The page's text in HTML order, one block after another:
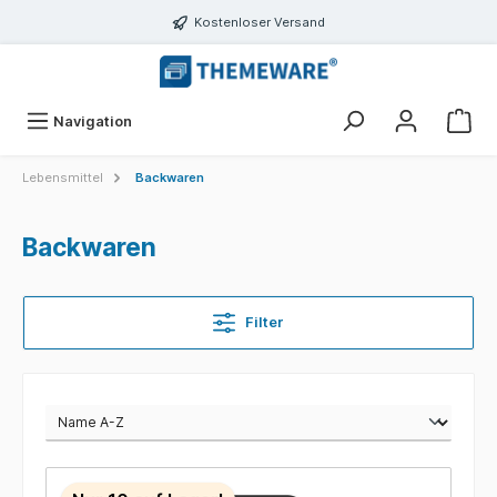
Kostenloser Versand
Navigation
Lebensmittel Backwaren
Backwaren
Filter